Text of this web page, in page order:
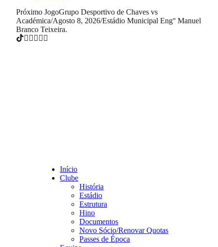
Próximo JogoGrupo Desportivo de Chaves vs
Académica/Agosto 8, 2026/Estádio Municipal Eng° Manuel
Branco Teixeira.
Início
Clube
História
Estádio
Estrutura
Hino
Documentos
Novo Sócio/Renovar Quotas
Passes de Época